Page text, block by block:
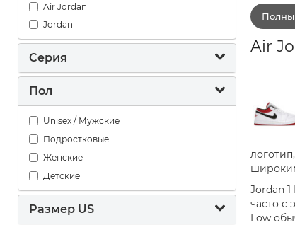
Air Jordan
Jordan
Серия
Пол
Unisex / Мужские
Подростковые
Женские
Детские
Размер US
Air
Jordan
часто с
Low